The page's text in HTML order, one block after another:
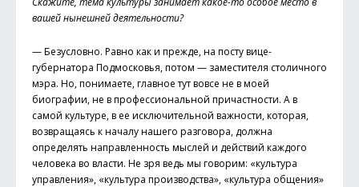
вашей нынешней деятельности?
— Безусловно. Равно как и прежде, на посту вице-
губернатора Подмосковья, потом — заместителя столичного
мэра. Но, понимаете, главное тут вовсе не в моей
биографии, не в профессиональной причастности. А в
самой культуре, в ее исключительной важности, которая,
возвращаясь к началу нашего разговора, должна
определять направленность мыслей и действий каждого
человека во власти. Не зря ведь мы говорим: «культура
управления», «культура производства», «культура общения»